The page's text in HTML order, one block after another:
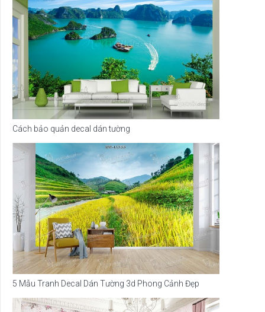
Cách bảo quản decal dán tường
5 Mẫu Tranh Decal Dán Tường 3d Phong Cảnh Đẹp